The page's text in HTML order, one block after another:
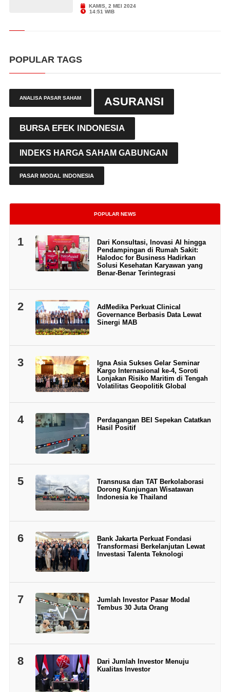
KAMIS, 2 MEI 2024
14:51 WIB
POPULAR TAGS
ANALISA PASAR SAHAM ASURANSI
BURSA EFEK INDONESIA
INDEKS HARGA SAHAM GABUNGAN
PASAR MODAL INDONESIA
POPULAR NEWS
1
Dari Konsultasi, Inovasi AI hingga
Pendampingan di Rumah Sakit:
Halodoc for Business Hadirkan
Solusi Kesehatan Karyawan yang
Benar-Benar Terintegrasi
2
AdMedika Perkuat Clinical
Governance Berbasis Data Lewat
Sinergi MAB
3
Igna Asia Sukses Gelar Seminar
Kargo Internasional ke-4, Soroti
Lonjakan Risiko Maritim di Tengah
Volatilitas Geopolitik Global
4
Perdagangan BEI Sepekan Catatkan
Hasil Positif
5
Transnusa dan TAT Berkolaborasi
Dorong Kunjungan Wisatawan
Indonesia ke Thailand
6
Bank Jakarta Perkuat Fondasi
Transformasi Berkelanjutan Lewat
Investasi Talenta Teknologi
7
Jumlah Investor Pasar Modal
Tembus 30 Juta Orang
8
Dari Jumlah Investor Menuju
Kualitas Investor